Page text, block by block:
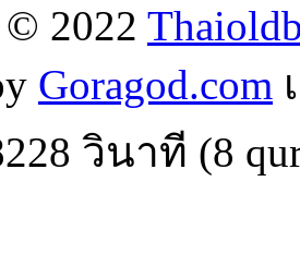
2022
Goragod.com
วินาที (8